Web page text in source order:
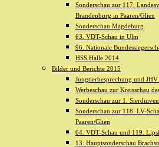
Sonderschau zur 117.
Brandenburg in Paaren/Glien
Sonderschau Magdeburg
63. VDT-Schau in Ulm
96. Nationale
HSS Halle 2014
Bilder und Berichte 2015
Jungtierbesprechung und
Werbeschau zur Kreisschau
Sonderschau zur 1.
Sonderschau zur 118. LV-
Paaren/Glien
64. VDT-Schau und 119.
13. Hauptsonderschau